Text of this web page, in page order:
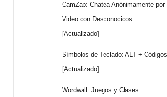
CamZap: Chatea Anónimamente por
Video con Desconocidos
[Actualizado]
Símbolos de Teclado: ALT + Códigos
[Actualizado]
Wordwall: Juegos y Clases